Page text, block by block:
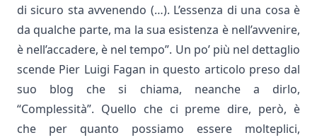
di sicuro sta avvenendo (…). L’essenza di una cosa è
da qualche parte, ma la sua esistenza è nell’avvenire,
è nell’accadere, è nel tempo”. Un po’ più nel dettaglio
scende Pier Luigi Fagan in questo articolo preso dal
suo blog che si chiama, neanche a dirlo,
“Complessità”. Quello che ci preme dire, però, è
che per quanto possiamo essere molteplici,